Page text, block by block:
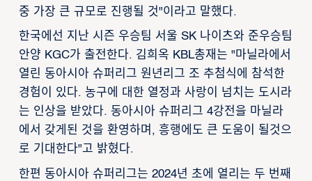
중 가장 큰 규모로 진행될 것"이라고 말했다.
한국에선 지난 시즌 우승팀 서울 SK 나이츠와 준우승팀
안양 KGC가 출전한다. 김희옥 KBL총재는 "마닐라에서
열린 동아시아 슈퍼리그 원년리그 조 추첨식에 참석한
경험이 있다. 농구에 대한 열정과 사랑이 넘치는 도시라
는 인상을 받았다. 동아시아 슈퍼리그 4강전을 마닐라
에서 갖게된 것을 환영하며, 흥행에도 큰 도움이 될것으
로 기대한다"고 밝혔다.
한편 동아시아 슈퍼리그는 2024년 초에 열리는 두 번째